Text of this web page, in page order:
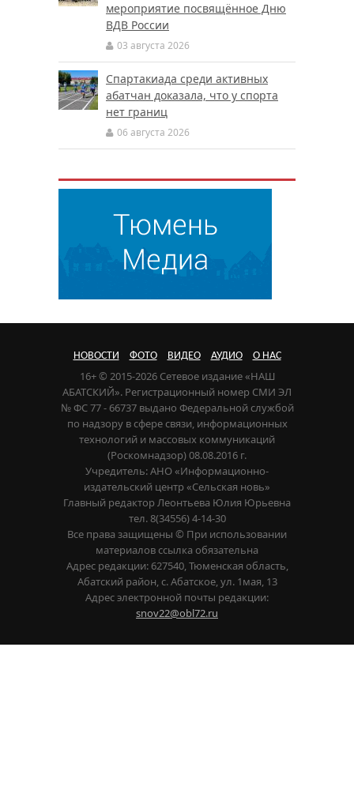
мероприятие посвящённое Дню
ВДВ России
03 августа 2026
Спартакиада среди активных
абатчан доказала, что у спорта
нет границ
06 августа 2026
НОВОСТИ ФОТО ВИДЕО АУДИО О НАС
16+ © 2015-2026 Сетевое издание «НАШ
АБАТСКИЙ». Регистрационный номер СМИ ЭЛ
№ ФС 77 - 66737 выдано Федеральной службой
по надзору в сфере связи, информационных
технологий и массовых коммуникаций
(Роскомнадзор) 08.08.2016 г.
Учредитель: АНО «Информационно-
издательский центр «Сельская новь»
Главный редактор Леонтьева Юлия Юрьевна
тел. 8(34556) 4-14-30
Все права защищены © При использовании
материалов ссылка обязательна
Адрес редакции: 627540, Тюменская область,
Абатский район, с. Абатское, ул. 1мая, 13
Адрес электронной почты редакции:
snov22@obl72.ru